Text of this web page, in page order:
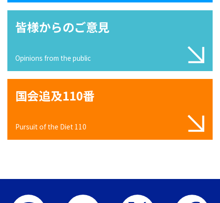
皆様からのご意見
Opinions from the public
国会追及110番
Pursuit of the Diet 110